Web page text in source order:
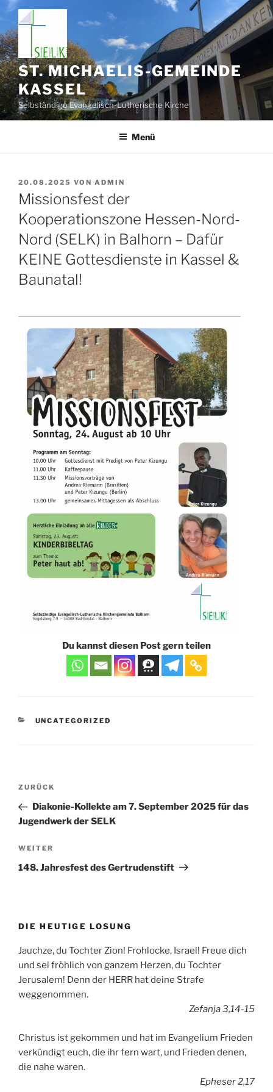
Zum
Inhalt
springen
ST. MICHAELIS-GEMEINDE
KASSEL
Selbständige Evangelisch-Lutherische Kirche
Menü
VERÖFFENTLICHT
AM
20.08.2025 VON ADMIN
Missionsfest der
Kooperationszone Hessen-Nord-
Nord (SELK) in Balhorn – Dafür
KEINE Gottesdienste in Kassel &
Baunatal!
Du kannst diesen Post gern teilen
KATEGORIEN
UNCATEGORIZED
Beitragsnavigation
Vorheriger
Beitrag
ZURÜCK
Diakonie-Kollekte am 7. September 2025 für das
Jugendwerk der SELK
Nächster
Beitrag
WEITER
148. Jahresfest des Gertrudenstift
DIE HEUTIGE LOSUNG
Jauchze, du Tochter Zion! Frohlocke, Israel! Freue dich
und sei fröhlich von ganzem Herzen, du Tochter
Jerusalem! Denn der HERR hat deine Strafe
weggenommen.
Zefanja 3,14-15
Christus ist gekommen und hat im Evangelium Frieden
verkündigt euch, die ihr fern wart, und Frieden denen,
die nahe waren.
Epheser 2,17